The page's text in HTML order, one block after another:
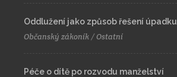
Oddlužení jako způsob řešení úpadku
Občanský zákoník / Ostatní
Péče o dítě po rozvodu manželství